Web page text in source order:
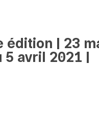
édition | 23
5 avril 2021 |